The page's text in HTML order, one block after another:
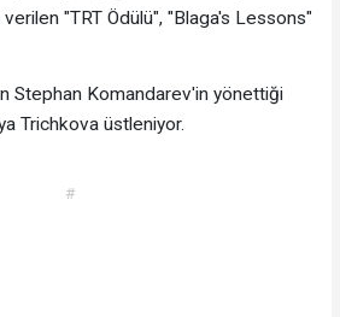
"TRT Ödülü", "Blaga's Lessons"
Stephan Komandarev'in yönettiği
Trichkova üstleniyor.
#